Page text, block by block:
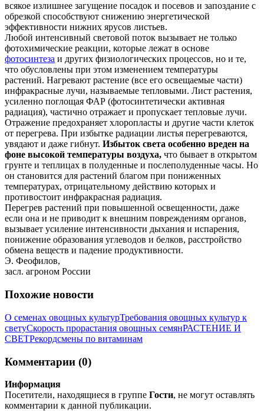
всякое излишнее загущение посадок и посевов и запоздание с
обрезкой способствуют снижению энергетической
эффективности нижних ярусов листьев.
Любой интенсивный световой поток вызывает не только
фотохимические реакции, которые лежат в основе
фотосинтеза и других физиологических процессов, но и те,
что обусловлены при этом изменением температуры
растений. Нагревают растение (все его освещаемые части)
инфракрасные лучи, называемые тепловыми. Лист растения,
усиленно поглощая ФАР (фотосинтетически активная
радиация), частично отражает и пропускает тепловые лучи.
Отражение предохраняет хлоропласты и другие части клеток
от перегрева. При избытке радиации листья перегреваются,
увядают и даже гибнут. Избыток света особенно вреден на
фоне высокой температуры воздуха, что бывает в открытом
грунте и теплицах в полуденные и послеполуденные часы. Но
он становится для растений благом при пониженных
температурах, отрицательному действию которых и
противостоит инфракрасная радиация.
Перегрев растений при повышенной освещенности, даже
если она и не приводит к внешним повреждениям органов,
вызывает усиление интенсивности дыхания и испарения,
понижение образования углеводов и белков, расстройство
обмена веществ и падение продуктивности.
Э. Феофилов,
засл. агроном России
Похожие новости
О семенах овощных культурТребования овощных культур к
светуСкорость прорастания овощных семянРАСТЕНИЕ И
СВЕТРекордсмены по витаминам
Комментарии (0)
Информация
Посетители, находящиеся в группе Гости, не могут оставлять
комментарии к данной публикации.